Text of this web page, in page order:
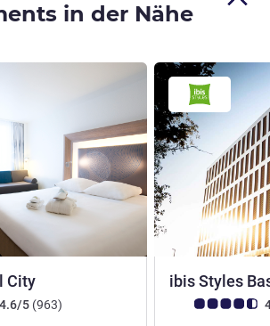
in der Nähe
City
(Bewertung ALL)
4.6/5 (963Bewertungen
)
ibis Styles
Note